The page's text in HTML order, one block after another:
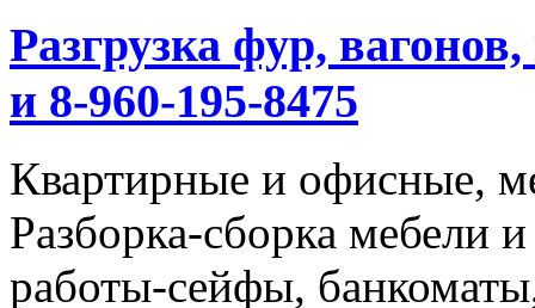
Разгрузка фур,
и 8-960-195-8475
Квартирные и офисные,
Разборка-сборка мебели
работы-сейфы,